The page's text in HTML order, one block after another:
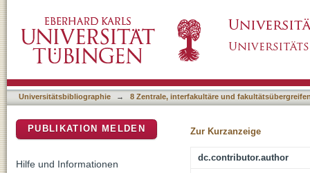
specific or not?
Universitätsbibliographie → 8 Zentrale, interfakultäre und
Zur Kurzanzeige
dc.contributor.author
PUBLIKATION MELDEN
Hilfe und Informationen